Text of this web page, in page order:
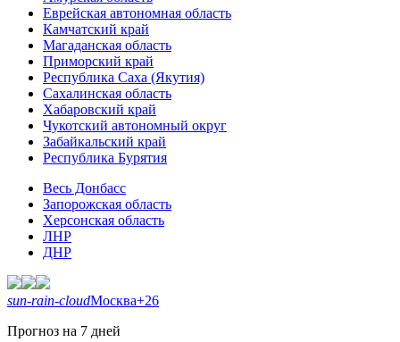
Еврейская автономная область
Камчатский край
Магаданская область
Приморский край
Республика Саха (Якутия)
Сахалинская область
Хабаровский край
Чукотский автономный округ
Забайкальский край
Республика Бурятия
Весь Донбасс
Запорожская область
Херсонская область
ЛНР
ДНР
sun-rain-cloudМосква+26
Прогноз на 7 дней